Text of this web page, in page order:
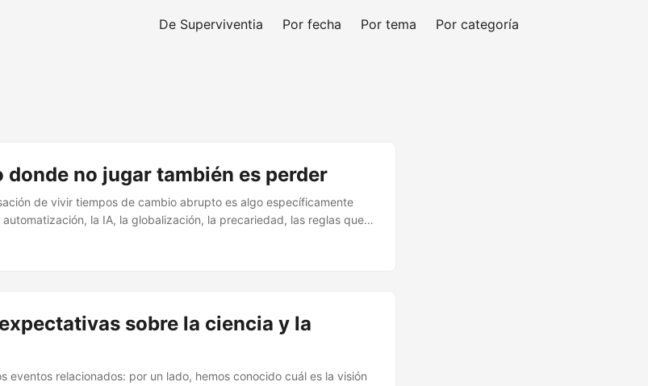
De Superviventia Por fecha Por tema Por categoría
donde no jugar también es perder
de vivir tiempos de cambio abrupto es algo específicamente
la IA, la globalización, la precariedad, las reglas que
pero no es una intuición exclusiva del día de hoy. Ya en 1913, en
sobre la ciencia y la
eventos relacionados: por un lado, hemos conocido cuál es la visión